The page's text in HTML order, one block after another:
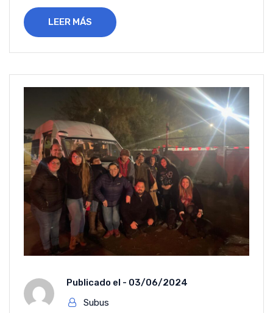
LEER MÁS
Publicado el - 03/06/2024
Subus